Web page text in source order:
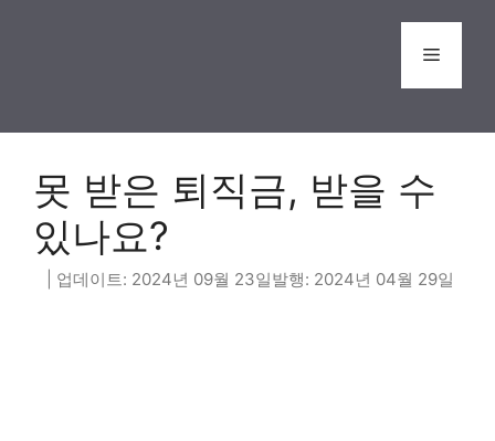
Menu
못 받은 퇴직금, 받을 수
있나요?
2024년 09월 23일 2024년 04월 29일